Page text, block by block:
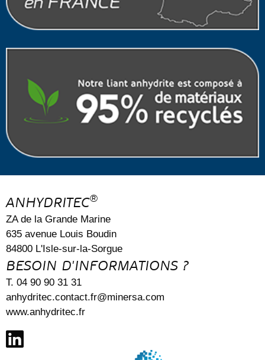
ANHYDRITEC®
ZA de la Grande Marine
635 avenue Louis Boudin
84800 L'Isle-sur-la-Sorgue
BESOIN D'INFORMATIONS ?
T. 04 90 90 31 31
anhydritec.contact.fr@minersa.com
www.anhydritec.fr